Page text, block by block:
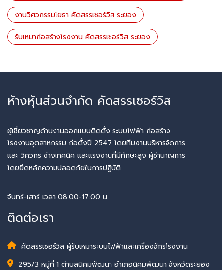
งานวิศวกรรมโยธา คัดสรรเซอร์วิส ระยอง
รับเหมาก่อสร้างโรงงาน คัดสรรเซอร์วิส ระยอง
ห้างหุ้นส่วนจำกัด คัดสรรเซอร์วิส
ผู้เชี่ยวชาญด้านงานออกแบบติดตั้ง ระบบไฟฟ้า ก่อสร้าง
โรงงานอุตสาหกรรม ก่อตั้งปี 2547 โดยทีมงานบริหารจัดการ
และ วิศวกร ช่างเทคนิค และแรงงานที่มีทักษะสูง ผู้ชำนาญการ
โดยยึดหลักความปลอดภัยในการปฏิบัติ
จันทร์-เสาร์ เวลา 08:00-17:00 น.
ติดต่อเรา
คัดสรรเซอร์วิส ผู้รับเหมาระบบไฟฟ้าและเครื่องจักรโรงงาน
295/3 หมู่ที่ 1 ตำบลนิคมพัฒนา อำเภอนิคมพัฒนา จังหวัดระยอง